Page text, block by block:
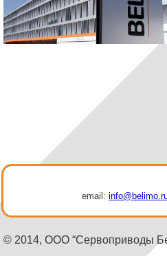
email:
© 2014, ООО “Сервоприводы